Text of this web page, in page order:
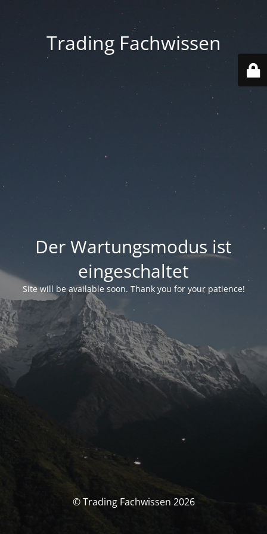
Trading Fachwissen
Der Wartungsmodus ist
eingeschaltet
Site will be available soon. Thank you for your patience!
© Trading Fachwissen 2026